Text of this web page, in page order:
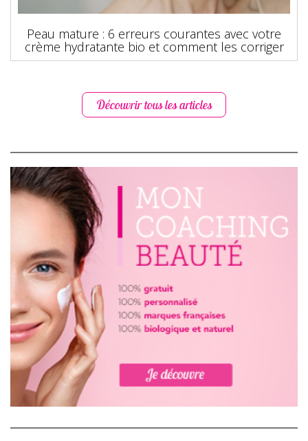
Peau mature : 6 erreurs courantes avec votre
crème hydratante bio et comment les corriger
Découvrir tous les articles